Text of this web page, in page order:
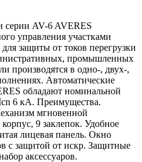
серии AV-6 AVERES
управления участками
защиты от токов перегрузки
промышленных
производятся в одно-, двух-,
Автоматические
обладают номинальной
6 кА. Преимущества.
мгновенной
9 заклепок. Удобное
лицевая панель. Окно
с защитой от искр. Защитные
аксессуаров.